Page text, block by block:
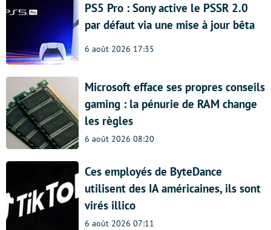
PS5 Pro : Sony active le PSSR 2.0
par défaut via une mise à jour bêta
6 août 2026 17:35
Microsoft efface ses propres conseils
gaming : la pénurie de RAM change
les règles
6 août 2026 08:20
Ces employés de ByteDance
utilisent des IA américaines, ils sont
virés illico
6 août 2026 07:11